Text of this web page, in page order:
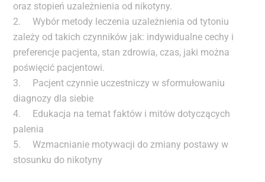
oraz stopień uzależnienia od nikotyny.
2. Wybór metody leczenia uzależnienia od tytoniu
zależy od takich czynników jak: indywidualne cechy i
preferencje pacjenta, stan zdrowia, czas, jaki można
poświęcić pacjentowi.
3. Pacjent czynnie uczestniczy w sformułowaniu
diagnozy dla siebie
4. Edukacja na temat faktów i mitów dotyczących
palenia
5. Wzmacnianie motywacji do zmiany postawy w
stosunku do nikotyny